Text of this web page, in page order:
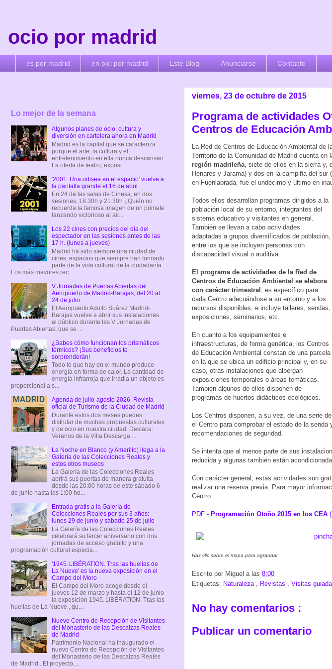
ocio por madrid
es por madrid en bici por madrid Este Blog Anunciarse Contacto
viernes, 23 de octubre de 2015
Programa de actividades
Centros de Educación
La Red de Centros de Educación Ambiental de
Territorio de la Comunidad de Madrid cuenta en
región madrileña , siete de ellos en la sierra
Henares y Jarama) y dos en la campiña del
en Fuenlabrada, fue el undécimo y último en
Todos ellos desarrollan programas dirigidos a la
población local de su entorno, integrantes del
sistema educativo y visitantes en general.
También se llevan a cabo actividades
adaptadas a grupos diversificados de población,
entre los que se incluyen personas con
discapacidad visual o auditiva.
El programa de actividades de la Red de
Centros de Educación Ambiental se elabora
con carácter trimestral
, es específico para
cada Centro adecuándose a su entorno y a los
recursos disponibles, e incluye talleres, sendas,
exposiciones, seminarios, etc.
En cuanto a los equipamientos e
infraestructuras, de forma genérica, los Centros
de Educación Ambiental constan de una parcela
en la que se ubica un edificio principal y, en su
caso, otras instalaciones que albergan
exposiciones temporales o áreas temáticas.
También algunos de ellos disponen de
programas de huertos didácticos ecológicos.
Los Centros disponen, a su vez, de una serie de
el Centro para comprobar el estado de la
recomendaciones de seguridad.
Se intenta que al menos parte de sus
reducida y algunas también están
Con carácter general, estas actividades son
realizar una reserva previa. Para mayor
Centro.
PDF - Programación Otoño 2015 en los CEA
Haz clic sobre el mapa para agrandar
Escrito por Miguel a las 8:00
Etiquetas: Naturaleza , Revistas , Visitas
No hay comentarios :
Publicar un comentario
Lo mejor de la semana
Algunos planes de ocio, cultura y
diversión en cartelera ahora en Madrid
Madrid es la capital que se caracteriza
porque el arte, la cultura y el
entretenimiento en ella nunca descansan.
La oferta de teatro, exposi...
'2001. Una odisea en el espacio' vuelve a
la pantalla grande el 16 de abril
En 24 de las salas de Cinesa, en dos
sesiones, 18.30h y 21.30h ¿Quién no
recuerda la famosa imagen de un primate
lanzando victorioso al air...
Los 22 cines con precios del día del
espectador en las sesiones antes de las
17 h. (lunes a jueves)
Madrid ha sido siempre una ciudad de
cines, espacios que siempre han formado
parte de la vida cultural de la ciudadanía.
Los más mayores rec...
V Jornadas de Puertas Abiertas del
Aeropuerto de Madrid-Barajas, del 20 al
24 de julio
El Aeropuerto Adolfo Suárez Madrid-
Barajas vuelve a abrir sus instalaciones
al público durante las V Jornadas de
Puertas Abiertas, que se ...
¿Sabes cómo funcionan los prismáticos
térmicos? ¡Sus beneficios te
sorprenderán!
Todo lo que hay en el mundo produce
energía en forma de calor. La cantidad de
energía infrarroja que irradia un objeto es
proporcional a s...
Agenda de julio-agosto 2026. Revista
oficial de Turismo de la Ciudad de Madrid
Durante estos dos meses puedes
disfrutar de muchas propuestas culturales
y de ocio en nuestra ciudad. Destaca:
Veranos de la Villa Descarga ...
La Noche en Blanco (y Amarillo) llega a la
Galería de las Colecciones Reales y
estos otros museos
La Galería de las Colecciones Reales
abrirá sus puertas de manera gratuita
desde las 20:00 horas de este sábado 6
de junio hasta las 1:00 ho...
Entrada gratis a la Galería de
Colecciones Reales por sus 3 años:
lunes 29 de junio y sábado 25 de julio
La Galería de las Colecciones Reales
celebrará su tercer aniversario con dos
jornadas de acceso gratuito y una
programación cultural especia...
'1945. LIBÉRATION. Tras las huellas de
La Nueve' es la nueva exposición en el
Campo del Moro
El Campo del Moro acoge desde el
jueves 12 de marzo y hasta el 12 de junio
la exposición 1945. LIBÉRATION. Tras las
huellas de La Nueve , qu...
Nuevo Centro de Recepción de Visitantes
del Monasterio de las Descalzas Reales
de Madrid
Patrimonio Nacional ha inaugurado el
nuevo Centro de Recepción de Visitantes
del Monasterio de las Descalzas Reales
de Madrid . El proyecto,...